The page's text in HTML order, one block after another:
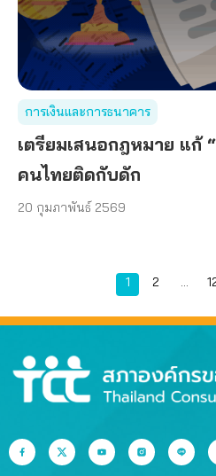
การเงินและการธนาคาร
เตรียมเสนอกฎหมาย แก้
คนไทยติดกับดัก
20 กุมภาพันธ์ 2569
Page
1 Page
2 …